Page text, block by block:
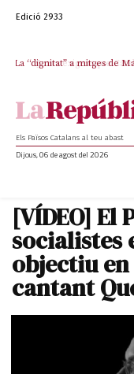
Edició 2933
La “dignitat” a mitges de
Junts exigeix que
Els Països Catalans al teu abast
Dijous, 06 de agost del 2026
[VÍDEO] El
socialistes
objectiu
cantant